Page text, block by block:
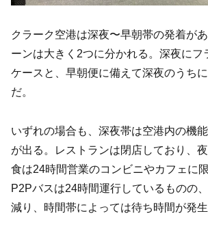
クラーク空港は深夜〜早朝帯の発着が
ーンは大きく2つに分かれる。深夜にフ
ケースと、早朝便に備えて深夜のうち
だ。
いずれの場合も、深夜帯は空港内の機
が出る。レストランは閉店しており、
食は24時間営業のコンビニやカフェに
P2Pバスは24時間運行しているものの
減り、時間帯によっては待ち時間が発生